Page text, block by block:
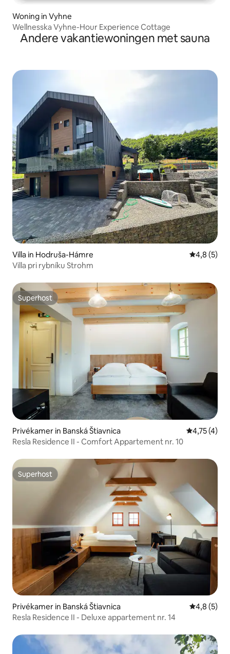
Woning in Vyhne
Wellnesska Vyhne-Hour Experience Cottage
Andere vakantiewoningen met sauna
Villa in Hodruša-Hámre
4,8 (5)
Villa pri rybníku Strohm
Superhost
Superhost
Privékamer in Banská Štiavnica
4,75 (4)
Resla Residence II - Comfort Appartement nr. 10
Superhost
Superhost
Privékamer in Banská Štiavnica
4,8 (5)
Resla Residence II - Deluxe appartement nr. 14